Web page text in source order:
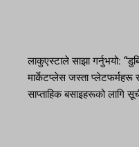
लाकुएस्टाले साझा गर्नुभयो:
मार्केटप्लेस जस्ता प्लेटफर्महरू
साप्ताहिक बसाइहरूको लागि